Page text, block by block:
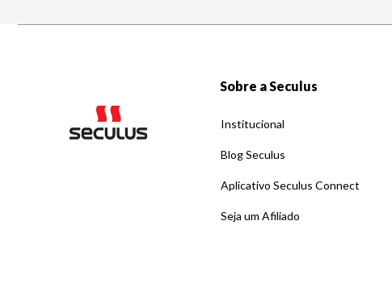
Sobre a Seculus
Institucional
Blog Seculus
Aplicativo Seculus Connect
Seja um Afiliado